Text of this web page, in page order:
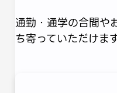
通勤・通学の合間や
ち寄っていただけます